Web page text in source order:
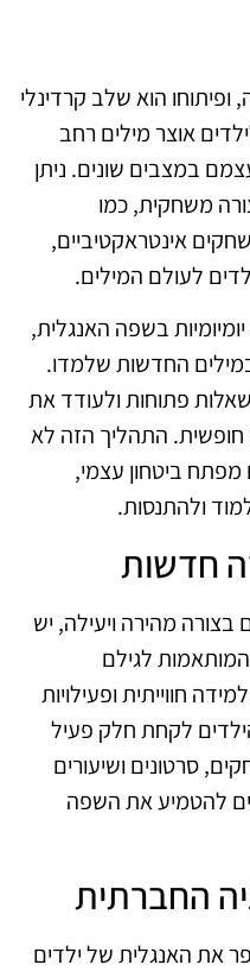
הוא שלב קרדינלי
אוצר מילים רחב
במצבים שונים. ניתן
משחקית, כמו
אינטראקטיביים,
לעולם המילים.
בשפה האנגלית,
החדשות שלמדו.
פתוחות ולעודד את
התהליך הזה לא
ביטחון עצמי,
ולהתנסות.
חדשות
מהירה ויעילה, יש
לגילם
חווייתית ופעילויות
לקחת חלק פעיל
סרטונים ושיעורים
להטמיע את השפה
החברתית
את האנגלית של ילדים